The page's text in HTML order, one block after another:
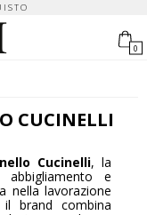
0
CUCINELLI
Cucinelli, la
e
nella lavorazione
brand combina